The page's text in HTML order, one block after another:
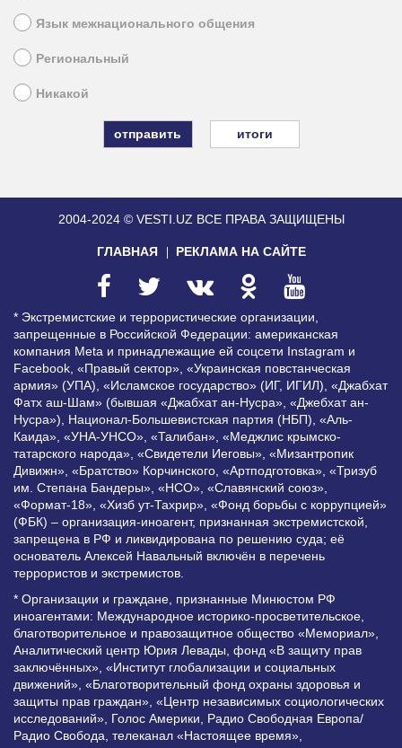
Язык межнационального общения
Региональный
Никакой
итоги
2004-2024 © VESTI.UZ ВСЕ ПРАВА ЗАЩИЩЕНЫ
ГЛАВНАЯ РЕКЛАМА НА САЙТЕ
* Экстремистские и террористические организации,
запрещенные в Российской Федерации: американская
компания Meta и принадлежащие ей соцсети Instagram и
Facebook, «Правый сектор», «Украинская повстанческая
армия» (УПА), «Исламское государство» (ИГ, ИГИЛ), «Джабхат
Фатх аш-Шам» (бывшая «Джабхат ан-Нусра», «Джебхат ан-
Нусра»), Национал-Большевистская партия (НБП), «Аль-
Каида», «УНА-УНСО», «Талибан», «Меджлис крымско-
татарского народа», «Свидетели Иеговы», «Мизантропик
Дивижн», «Братство» Корчинского, «Артподготовка», «Тризуб
им. Степана Бандеры», «НСО», «Славянский союз»,
«Формат-18», «Хизб ут-Тахрир», «Фонд борьбы с коррупцией»
(ФБК) – организация-иноагент, признанная экстремистской,
запрещена в РФ и ликвидирована по решению суда; её
основатель Алексей Навальный включён в перечень
террористов и экстремистов.
* Организации и граждане, признанные Минюстом РФ
иноагентами: Международное историко-просветительское,
благотворительное и правозащитное общество «Мемориал»,
Аналитический центр Юрия Левады, фонд «В защиту прав
заключённых», «Институт глобализации и социальных
движений», «Благотворительный фонд охраны здоровья и
защиты прав граждан», «Центр независимых социологических
исследований», Голос Америки, Радио Свободная Европа/
Радио Свобода, телеканал «Настоящее время»,